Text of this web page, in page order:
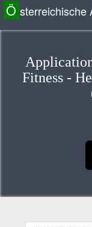
Ö sterreichische
Fitness -